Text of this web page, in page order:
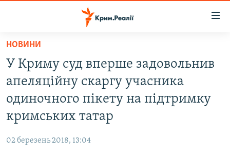
Перейти
основного
матеріалу
до
основної
Перейти
ВОДА.КРИМ
ВІДЕО ТА ФОТО
ПОГЛЯД
НОВИНИ
У Криму суд вперше задовольнив
апеляційну скаргу учасника
одиночного пікету на підтримку
кримських татар
02 березень 2018, 13:04